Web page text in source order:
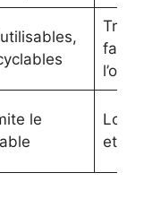
le
Look
et